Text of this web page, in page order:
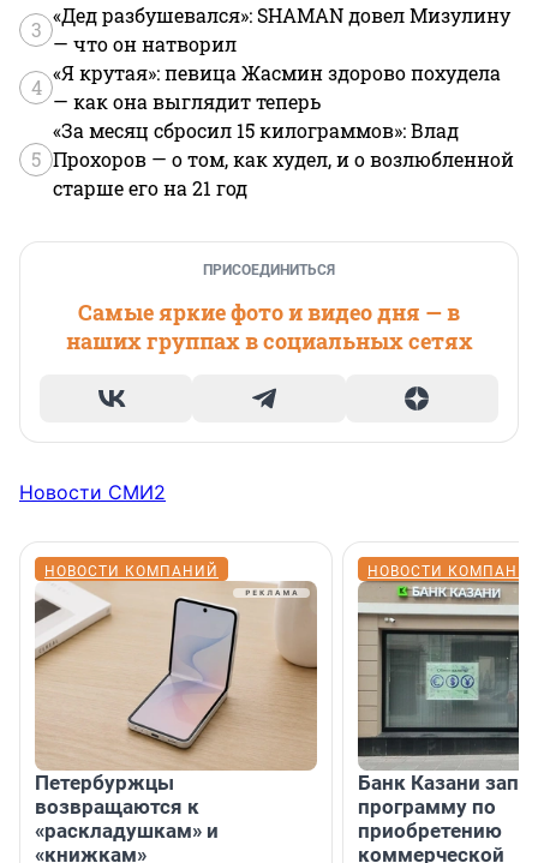
3
«Дед разбушевался»: SHAMAN довел Мизулину
— что он натворил
4
«Я крутая»: певица Жасмин здорово похудела
— как она выглядит теперь
5
«За месяц сбросил 15 килограммов»: Влад
Прохоров — о том, как худел, и о возлюбленной
старше его на 21 год
ПРИСОЕДИНИТЬСЯ
Самые яркие фото и видео дня — в
наших группах в социальных сетях
Новости СМИ2
НОВОСТИ КОМПАНИЙ
Петербуржцы
возвращаются к
«раскладушкам» и
«книжкам»
НОВОСТИ
Банк Казани
программу по
приобретению
коммерческой